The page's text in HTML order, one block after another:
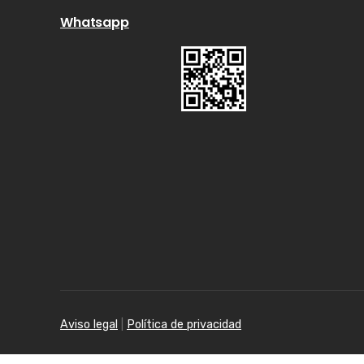
Whatsapp
Aviso legal Política de privacidad